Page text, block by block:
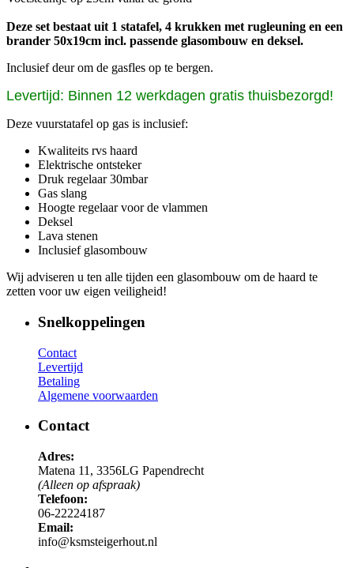
Deze set bestaat uit 1 statafel, 4 krukken met rugleuning en een
brander 50x19cm incl. passende glasombouw en deksel.
Inclusief deur om de gasfles op te bergen.
Levertijd: Binnen 12 werkdagen gratis thuisbezorgd!
Deze vuurstatafel op gas is inclusief:
Kwaliteits rvs haard
Elektrische ontsteker
Druk regelaar 30mbar
Gas slang
Hoogte regelaar voor de vlammen
Deksel
Lava stenen
Inclusief glasombouw
Wij adviseren u ten alle tijden een glasombouw om de haard te
zetten voor uw eigen veiligheid!
Snelkoppelingen
Contact
Levertijd
Betaling
Algemene voorwaarden
Contact
Adres:
Matena 11, 3356LG Papendrecht
(Alleen op afspraak)
Telefoon:
06-22224187
Email:
info@ksmsteigerhout.nl